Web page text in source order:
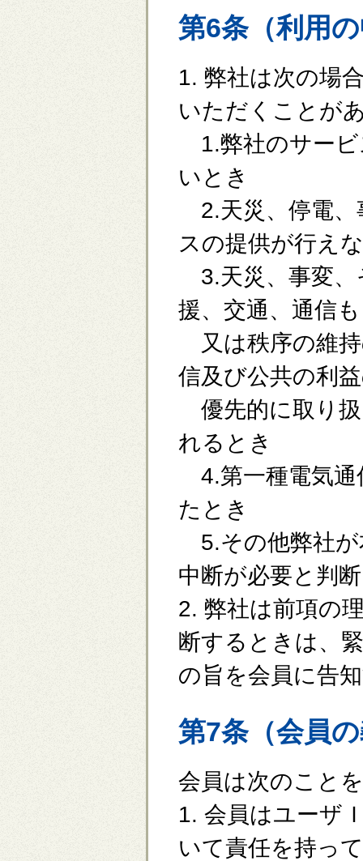
第6条（利用
1. 弊社は次の場
いただくことが
1.弊社のサービ
いとき
2.天災、停電、
スの提供が行え
3.天災、事変、
援、交通、通信
又は秩序の維
信及び公共の利
優先的に取り
れるとき
4.第一種電気通
たとき
5.その他弊社が
中断が必要と判
2. 弊社は前項の
断するときは、
の旨を会員に告
第7条（会員
会員は次のこと
1. 会員はユーザ
いて責任を持っ